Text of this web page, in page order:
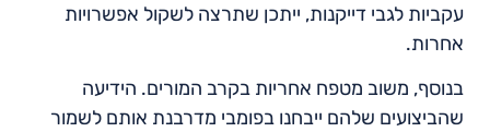
עקביות לגבי דייקנות, ייתכן שתרצה לשקול אפשרויות
אחרות.
בנוסף, משוב מטפח אחריות בקרב המורים. הידיעה
שהביצועים שלהם ייבחנו בפומבי מדרבנת אותם לשמור